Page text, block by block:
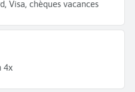
Visa, chèques vacances
4x